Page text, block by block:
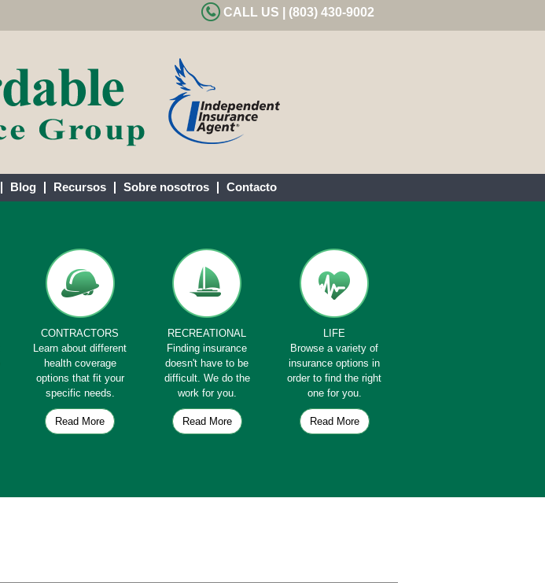
CALL US | (803) 430-9002
Blog Recursos Sobre nosotros Contacto
CONTRACTORS
Learn about different
health coverage
options that fit your
specific needs.
Read More
RECREATIONAL
Finding insurance
doesn't have to be
difficult. We do the
work for you.
Read More
LIFE
Browse a variety of
insurance options in
order to find the right
one for you.
Read More